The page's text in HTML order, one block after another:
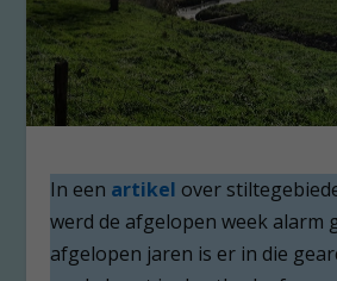
In een artikel over
werd de afgelopen week alarm
afgelopen jaren is er in die